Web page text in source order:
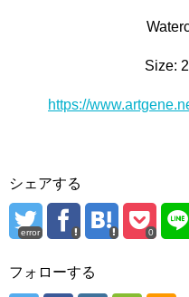
Size:
https://
シェアする
error 0
フォローする